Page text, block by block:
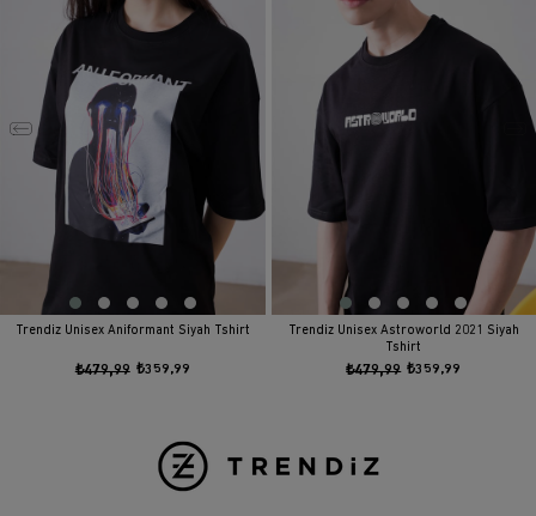
Trendiz Unisex Aniformant Siyah Tshirt
₺359,99
₺479,99
Trendiz Unisex Astroworld 2021 Siyah
Tshirt
₺359,99
₺479,99